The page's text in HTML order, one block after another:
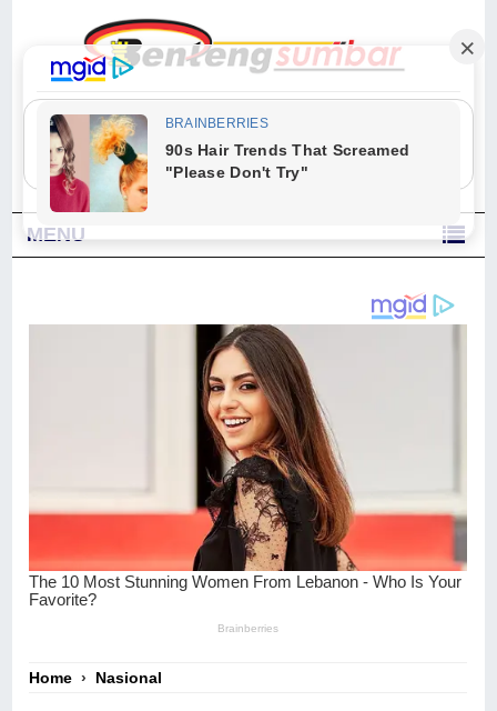
"Sesungguhnya Allah dan para malaikat-Nya berselawat untuk Nabi.
Wahai orang-orang yang beriman, berselawatlah kamu untuk Nabi dan
ucapkanlah salam dengan penuh penghormatan kepadanya." (Qs. Al
Ahzab Ayat 56)
MENU
Home › Nasional